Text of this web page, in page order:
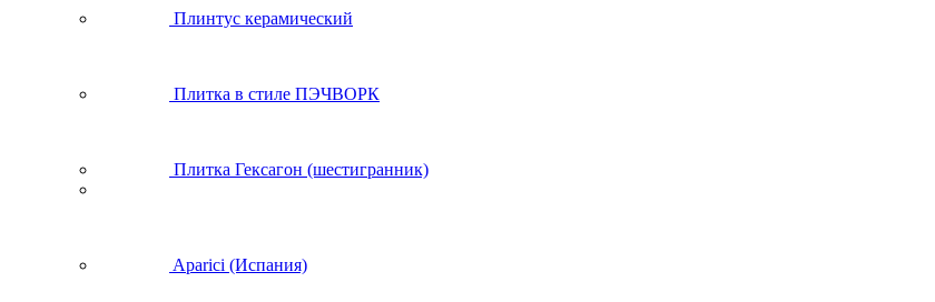
Плинтус керамический
Плитка в стиле ПЭЧВОРК
Плитка Гексагон (шестигранник)
Aparici (Испания)